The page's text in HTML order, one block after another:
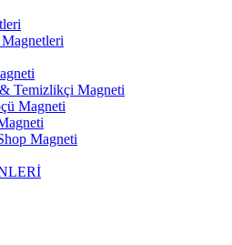
Temizlikçi Magneti
Magneti
Magneti